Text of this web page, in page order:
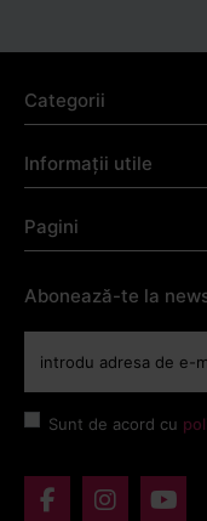
Categorii
Informații utile
Pagini
Abonează-te la
Sunt de acord cu